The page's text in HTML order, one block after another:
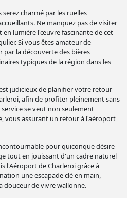
charmé par les ruelles
Ne manquez pas de visiter
en lumière l'œuvre fascinante de cet
Si vous êtes amateur de
la découverte des bières
typiques de la région dans les
judicieux de planifier votre retour
afin de profiter pleinement sans
se veut non seulement
vous assurant un retour à l'aéroport
pour quiconque désire
tout en jouissant d'un cadre naturel
l'Aéroport de Charleroi grâce à
une escapade clé en main,
douceur de vivre wallonne.